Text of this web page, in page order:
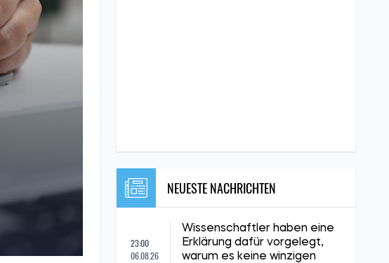
NEUESTE NACHRICHTEN
23:00
06.08.26
Wissenschaftler haben eine
Erklärung dafür vorgelegt,
warum es keine winzigen